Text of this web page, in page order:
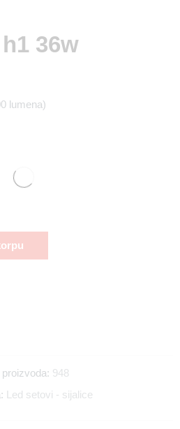
36w
lumena)
proizvoda: 948
Led setovi - sijalice